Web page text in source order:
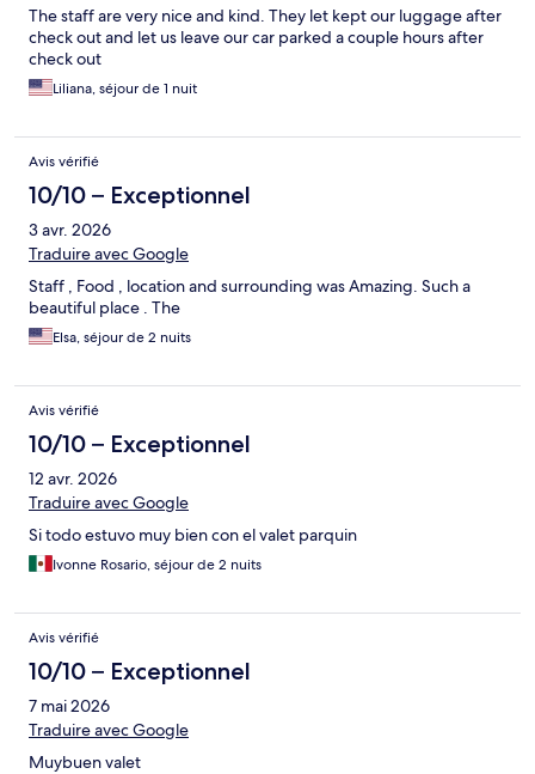
The staff are very nice and kind. They let kept our luggage after
check out and let us leave our car parked a couple hours after
check out
Liliana, séjour de 1 nuit
Avis vérifié
10/10 – Exceptionnel
3 avr. 2026
Traduire avec Google
Staff , Food , location and surrounding was Amazing. Such a
beautiful place . The
Elsa, séjour de 2 nuits
Avis vérifié
10/10 – Exceptionnel
12 avr. 2026
Traduire avec Google
Si todo estuvo muy bien con el valet parquin
Ivonne Rosario, séjour de 2 nuits
Avis vérifié
10/10 – Exceptionnel
7 mai 2026
Traduire avec Google
Muybuen valet